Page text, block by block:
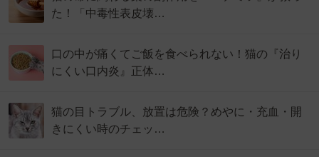
た！「中毒性表皮壊…
口の中が痛くてご飯を食べられない！猫の『治り
にくい口内炎』正体…
猫の目トラブル、放置は危険？めやに・充血・開
きにくい時のチェッ…